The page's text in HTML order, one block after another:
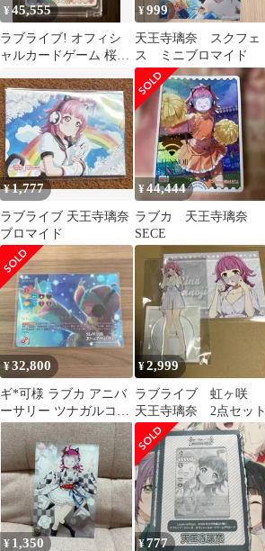
¥45,555
ラブライブ! オフィシ
ャルカードゲーム 桜小
¥999
天王寺璃奈 スクフェ
ス ミニブロマイド
¥1,777
ラブライブ 天王寺璃奈
ブロマイド
¥44,444
ラブカ 天王寺璃奈
SECE
¥32,800
ギ*可様 ラブカ アニバ
ーサリー ツナガルコネ
クト SECL 天王寺璃
奈
¥2,999
ラブライブ 虹ヶ咲
天王寺璃奈 2点セット
¥ 1,350 ¥777